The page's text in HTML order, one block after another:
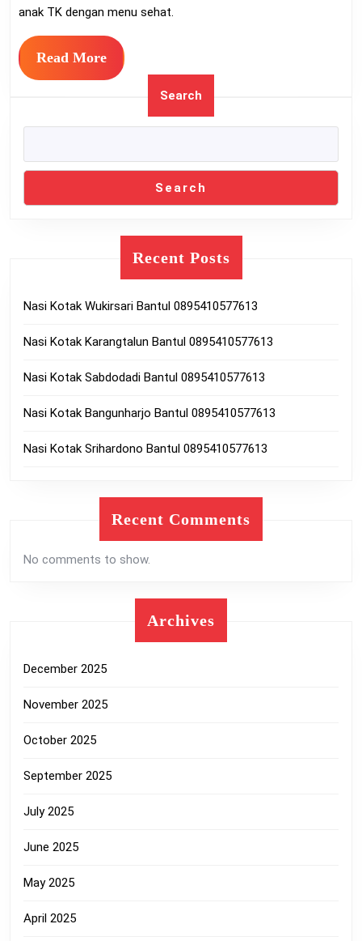
anak TK dengan menu sehat.
Read MoreRead
More
Search
Search
Recent Posts
Nasi Kotak Wukirsari Bantul 0895410577613
Nasi Kotak Karangtalun Bantul 0895410577613
Nasi Kotak Sabdodadi Bantul 0895410577613
Nasi Kotak Bangunharjo Bantul 0895410577613
Nasi Kotak Srihardono Bantul 0895410577613
Recent Comments
No comments to show.
Archives
December 2025
November 2025
October 2025
September 2025
July 2025
June 2025
May 2025
April 2025